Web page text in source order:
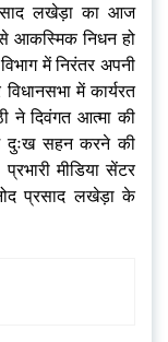
लखेड़ा का आज
आकस्मिक निधन हो
में निरंतर अपनी
में कार्यरत
ने दिवंगत आत्मा की
दुःख सहन करने की
मीडिया सेंटर
प्रसाद लखेड़ा के